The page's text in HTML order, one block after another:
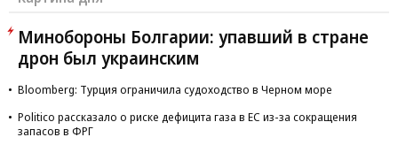
Минобороны Болгарии: упавший в стране
дрон был украинским
Bloomberg: Турция ограничила судоходство в Черном море
Politico рассказало о риске дефицита газа в ЕС из-за сокращения
запасов в ФРГ